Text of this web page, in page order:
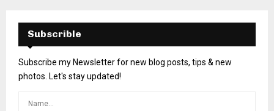
Subscrible
Subscribe my Newsletter for new blog posts, tips & new
photos. Let's stay updated!